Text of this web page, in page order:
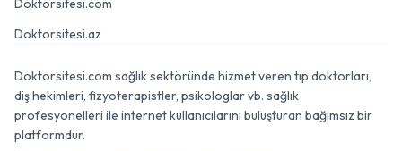
Doktorsitesi.com
Doktorsitesi.az
Doktorsitesi.com sağlık sektöründe hizmet veren tıp doktorları,
diş hekimleri, fizyoterapistler, psikologlar vb. sağlık
profesyonelleri ile internet kullanıcılarını buluşturan bağımsız bir
platformdur.